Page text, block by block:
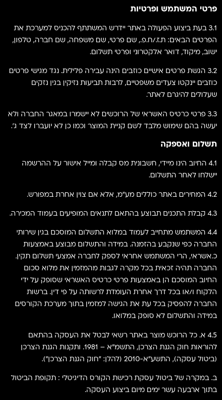
פרטי המשתמש ופרטיות
3.1 בעת ביצוע הפעולה באתר יידרש המשתתף להכניס למערכת את
הפרטים הבאים: ת.ז./ח.פ., שם פרטי, שם משפחה, שם חברה, טלפון,
ישוב, מיקוד, דואר אלקטרוני ופרטי תשלום.
3.2 הגשת פרטים אישיים כוזבים הינה עבירה פלילית. נגד מגישי פרטים
כוזבים יינקטו צעדים משפטיים, לרבות תביעות נזיקין בגין נזקים
שעלולים להיגרם לאתר.
3.3 פרטי כרטיס האשראי של הרוכשים לא יישמרו במאגר החברה ולא
יעשה בהם שימוש מלבד לשם קניית המוצר וכמו כן לא יועברו לצד ג'.
תשלום ואספקה
4.1 החיוב הינו מיידי, חשבונית מס קבלה ומייל אישור על ההרשמה
יישלחו לאחר התשלום.
4.2 המחירים באתר כוללים מע"מ, אלא אם צוין אחרת במפורש.
4.3 קבלת התכנים תבוצע בהתאם לתנאים המופיעים בעמוד המכירה.
4.4 המשתמש מתחייב לעמוד במלוא התשלום המוסכם בגין שירותי
החברה כפי שנקבע בהזמנה. במידה והתשלום מבוצע באמצעות
כ.אשראי, הרי המשתמש אחראי לספק לחברה אמצעי תשלום תקין.
החברה תהיה זכאית בכל מקרה לגבות מהמזמין את מלוא סכום
החיוב המוסכם הן באמצעות פרטי כרטיס האשראי שסופק על ידי
הלקוח ו/או בכל דרך אחרת העומדת לרשותה על פי דין. ברשות
החברה להפסיק בכל עת את הגישה למזמין בתוך מערכת הקורסים
במידה והתשלום לא סופק במלואו.
4.5 א. כל הרוכש מוצר באתר רשאי לבטל את העסקה בהתאם
להוראות חוק הגנת הצרכן, התשמ"א – 1981. ותקנות הגנת הצרכן
(ביטול עסקה), התשע"א-2010 (להלן: "חוק הגנת הצרכן").
ב. במקרה של ביטול עסקת רכישת הקורס הדיגיטלי : תקופת הביטול
בתוך ארבעה עשר ימים מיום ביצוע העסקה.